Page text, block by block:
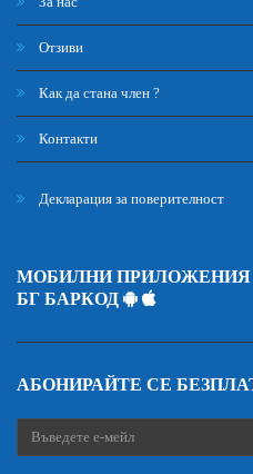
Отзиви
Как да стана член ?
Контакти
Декларация за поверителност
МОБИЛНИ ПРИЛОЖЕНИЯ
БГ БАРКОД
АБОНИРАЙТЕ СЕ